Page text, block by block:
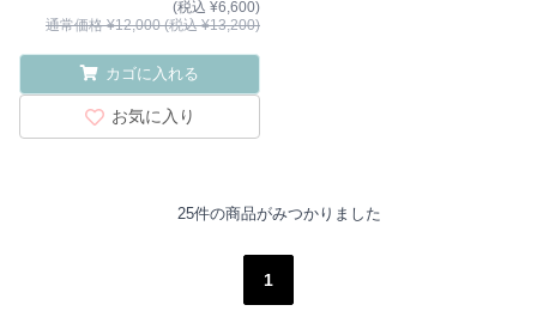
(税込 ¥6,600)
通常価格 ¥12,000 (税込 ¥13,200)
カゴに入れる
お気に入り
25件の商品がみつかりました
1